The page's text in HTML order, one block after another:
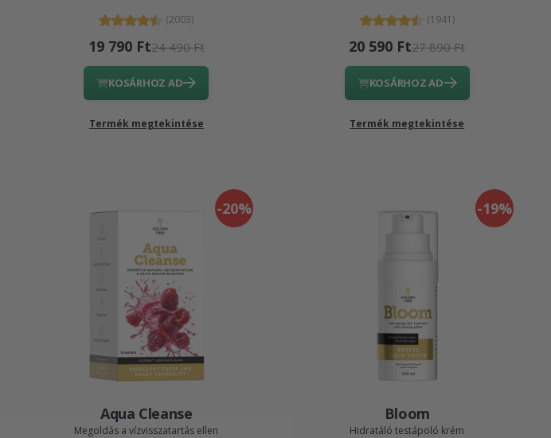
(2003)
19 790 Ft24 490 Ft
KOSÁRHOZ AD
Termék megtekintése
(1941)
20 590 Ft27 890 Ft
KOSÁRHOZ AD
Termék megtekintése
-20%
Aqua Cleanse
Megoldás a vízvisszatartás ellen
-19%
Bloom
Hidratáló testápoló krém